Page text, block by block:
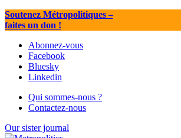
Soutenez Métropolitiques–
faites un don !
Abonnez-vous
Facebook
Bluesky
Linkedin
Qui sommes-nous ?
Contactez-nous
Our sister journal